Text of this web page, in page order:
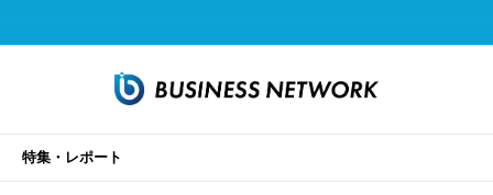
特集・レポート